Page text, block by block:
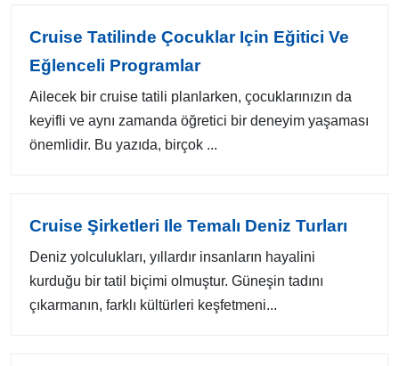
Cruise Tatilinde Çocuklar Için Eğitici Ve
Eğlenceli Programlar
Ailecek bir cruise tatili planlarken, çocuklarınızın da
keyifli ve aynı zamanda öğretici bir deneyim yaşaması
önemlidir. Bu yazıda, birçok ...
Cruise Şirketleri Ile Temalı Deniz Turları
Deniz yolculukları, yıllardır insanların hayalini
kurduğu bir tatil biçimi olmuştur. Güneşin tadını
çıkarmanın, farklı kültürleri keşfetmeni...